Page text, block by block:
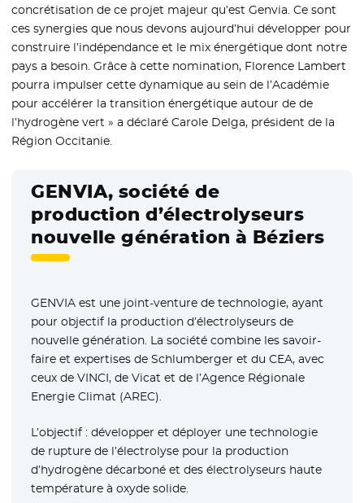
concrétisation de ce projet majeur qu’est Genvia. Ce sont
ces synergies que nous devons aujourd’hui développer pour
construire l’indépendance et le mix énergétique dont notre
pays a besoin. Grâce à cette nomination, Florence Lambert
pourra impulser cette dynamique au sein de l’Académie
pour accélérer la transition énergétique autour de de
l’hydrogène vert » a déclaré Carole Delga, président de la
Région Occitanie.
GENVIA, société de
production d’électrolyseurs
nouvelle génération à Béziers
GENVIA est une joint-venture de technologie, ayant
pour objectif la production d’électrolyseurs de
nouvelle génération. La société combine les savoir-
faire et expertises de Schlumberger et du CEA, avec
ceux de VINCI, de Vicat et de l’Agence Régionale
Energie Climat (AREC).
L’objectif : développer et déployer une technologie
de rupture de l’électrolyse pour la production
d’hydrogène décarboné et des électrolyseurs haute
température à oxyde solide.